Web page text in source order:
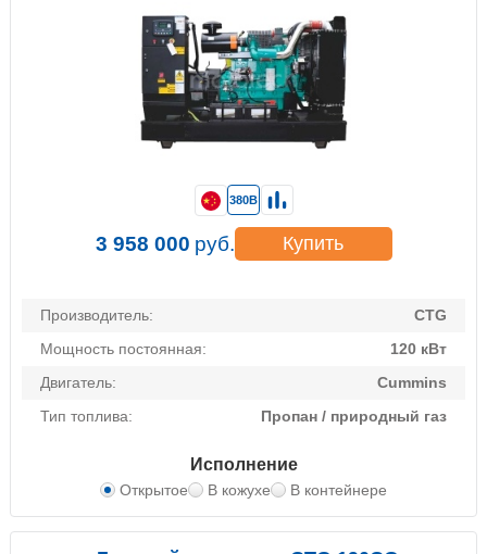
Производитель:
CTG
Мощность постоянная:
120 кВт
Двигатель:
Cummins
Тип топлива:
Пропан / природный газ
Исполнение
Открытое В кожухе В контейнере
380В
3 958 000 руб. Купить